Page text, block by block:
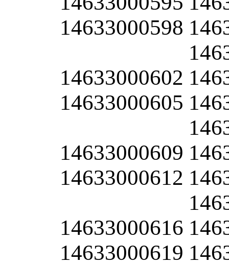
14633000598
14633000602
14633000605
14633000609
14633000612
14633000616
14633000619